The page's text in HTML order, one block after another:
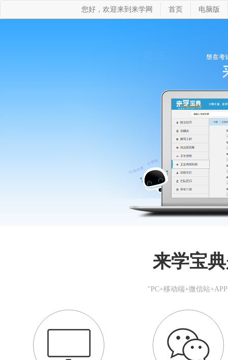
您好，欢迎来到来学网 首页 电脑版
来学宝
"PC+移动端+微信站